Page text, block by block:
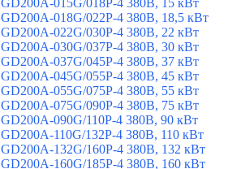
GD200A-015G/018P-4 380В, 15 кВт
GD200A-018G/022P-4 380В, 18,5 кВт
GD200A-022G/030P-4 380В, 22 кВт
GD200A-030G/037P-4 380В, 30 кВт
GD200A-037G/045P-4 380В, 37 кВт
GD200A-045G/055P-4 380В, 45 кВт
GD200A-055G/075P-4 380В, 55 кВт
GD200A-075G/090P-4 380В, 75 кВт
GD200A-090G/110P-4 380В, 90 кВт
GD200A-110G/132P-4 380В, 110 кВт
GD200A-132G/160P-4 380В, 132 кВт
GD200A-160G/185P-4 380В, 160 кВт